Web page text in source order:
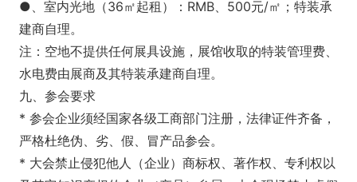
●、室内光地（36㎡起租）：RMB、500元/㎡；特装承
建商自理。
注：空地不提供任何展具设施，展馆收取的特装管理费、
水电费由展商及其特装承建商自理。
九、参会要求
* 参会企业须经国家各级工商部门注册，法律证件齐备，
严格杜绝伪、劣、假、冒产品参会。
* 大会禁止侵犯他人（企业）商标权、著作权、专利权以